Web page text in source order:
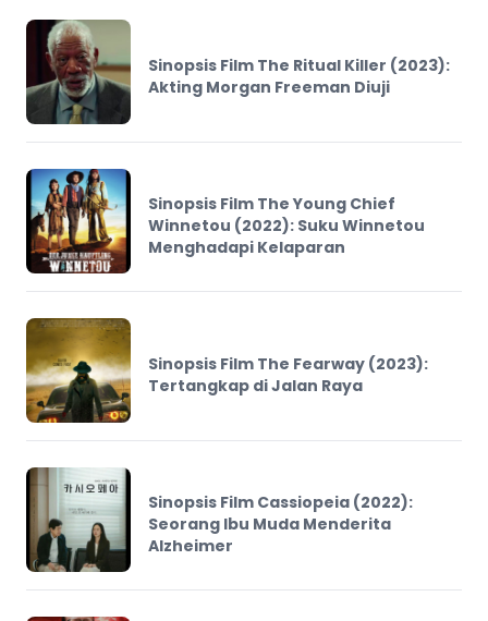
Sinopsis Film The Ritual Killer (2023):
Akting Morgan Freeman Diuji
Sinopsis Film The Young Chief
Winnetou (2022): Suku Winnetou
Menghadapi Kelaparan
Sinopsis Film The Fearway (2023):
Tertangkap di Jalan Raya
Sinopsis Film Cassiopeia (2022):
Seorang Ibu Muda Menderita
Alzheimer